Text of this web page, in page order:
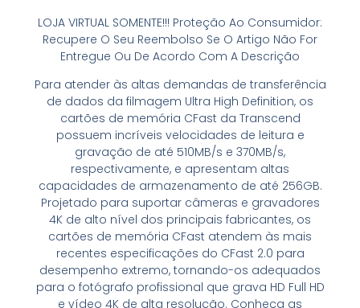
LOJA VIRTUAL SOMENTE!!! Proteção Ao Consumidor:
Recupere O Seu Reembolso Se O Artigo Não For
Entregue Ou De Acordo Com A Descrição
Para atender às altas demandas de transferência
de dados da filmagem Ultra High Definition, os
cartões de memória CFast da Transcend
possuem incríveis velocidades de leitura e
gravação de até 510MB/s e 370MB/s,
respectivamente, e apresentam altas
capacidades de armazenamento de até 256GB.
Projetado para suportar câmeras e gravadores
4K de alto nível dos principais fabricantes, os
cartões de memória CFast atendem às mais
recentes especificações do CFast 2.0 para
desempenho extremo, tornando-os adequados
para o fotógrafo profissional que grava HD Full HD
e vídeo 4K de alta resolução. Conheça as